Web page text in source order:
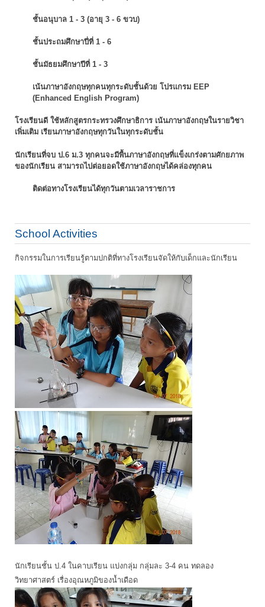
ชั้นอนุบาล 1 - 3 (อายุ 3 - 6 ขวบ)
ชั้นประถมศึกษาปี่ที่ 1 - 6
ชั้นมัธยมศึกษาปีที่ 1 - 3
เน้นภาษาอังกฤษทุกคนทุกระดับชั้นด้วย โปรแกรม EEP
(Enhanced English Program)
โรงเรียนดี ใช้หลักสูตรกระทรวงศึกษาธิการ เน้นภาษาอังกฤษในรายวิชา
เพิ่มเติม เรียนภาษาอังกฤษทุกวันในทุกระดับชั้น
นักเรียนที่จบ ป.6 ม.3 ทุกคนจะมีพื้นภาษาอังกฤษที่แข็งเกร่งตามศักยภาพ
ของนักเรียน สามารถไปต่อยอดใช้ภาษาอังกฤษได้คล่องทุกคน
ติดต่อทางโรงเรียนได้ทุกวันตามเวลาราชการ
School Activities
กิจกรรมในการเรียนรู้ตามปกติที่ทางโรงเรียนจัดให้กับเด็กและนักเรียน
นักเรียนชั้น ป.4 ในคาบเรียน แบ่งกลุ่ม กลุ่มละ 3-4 คน ทดลอง
วิทยาศาสตร์ เรื่องอุณหภูมิของน้ำเดือด